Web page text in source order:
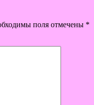
поля отмечены *